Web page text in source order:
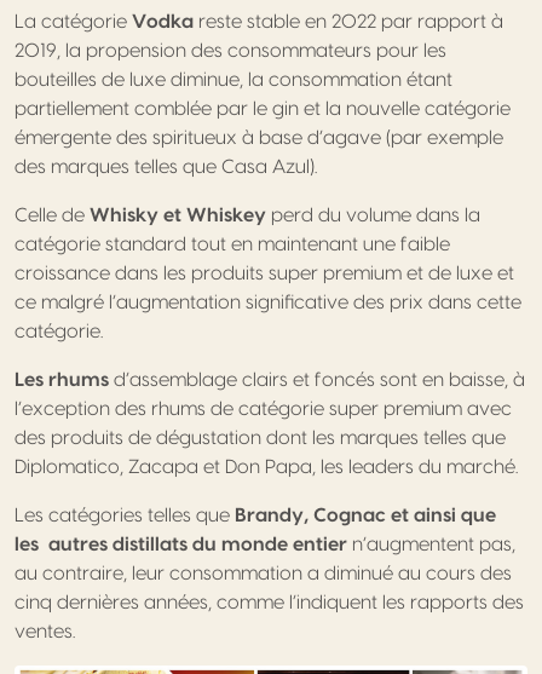
La catégorie Vodka reste stable en 2022 par rapport à
2019, la propension des consommateurs pour les
bouteilles de luxe diminue, la consommation étant
partiellement comblée par le gin et la nouvelle catégorie
émergente des spiritueux à base d’agave (par exemple
des marques telles que Casa Azul).
Celle de Whisky et Whiskey perd du volume dans la
catégorie standard tout en maintenant une faible
croissance dans les produits super premium et de luxe et
ce malgré l’augmentation significative des prix dans cette
catégorie.
Les rhums d’assemblage clairs et foncés sont en baisse, à
l’exception des rhums de catégorie super premium avec
des produits de dégustation dont les marques telles que
Diplomatico, Zacapa et Don Papa, les leaders du marché.
Les catégories telles que Brandy, Cognac et ainsi que
les autres distillats du monde entier n’augmentent pas,
au contraire, leur consommation a diminué au cours des
cinq dernières années, comme l’indiquent les rapports des
ventes.